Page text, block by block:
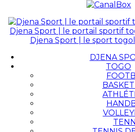
Djena Sport | le portail sportif
Djena Sport | le sport
DJENA
TOGO